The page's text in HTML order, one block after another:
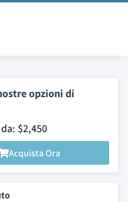
opzioni di
$2,450
Acquista Ora